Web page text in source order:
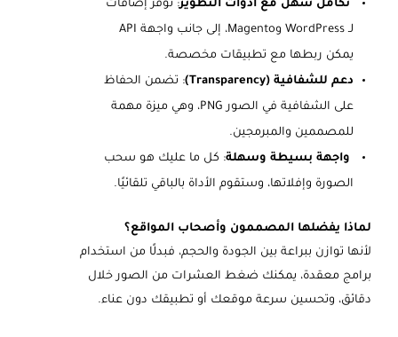
تكامل سهل مع أدوات التطوير: توفر إضافات
لـ WordPress وMagento، إلى جانب واجهة API
يمكن ربطها مع تطبيقات مخصصة.
دعم للشفافية (Transparency) : تضمن الحفاظ
على الشفافية في الصور PNG، وهي ميزة مهمة
للمصممين والمبرمجين.
واجهة بسيطة وسهلة: كل ما عليك هو سحب
الصورة وإفلاتها، وستقوم الأداة بالباقي تلقائيًا.
لماذا يفضلها المصممون وأصحاب المواقع؟
لأنها توازن ببراعة بين الجودة والحجم، فبدلًا من استخدام
برامج معقدة، يمكنك ضغط العشرات من الصور خلال
دقائق، وتحسين سرعة موقعك أو تطبيقك دون عناء.